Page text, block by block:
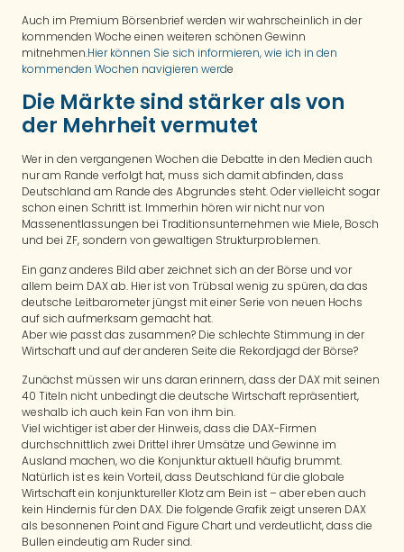
Auch im Premium Börsenbrief werden wir wahrscheinlich in der
kommenden Woche einen weiteren schönen Gewinn
mitnehmen.Hier können Sie sich informieren, wie ich in den
kommenden Wochen navigieren werde
Die Märkte sind stärker als von
der Mehrheit vermutet
Wer in den vergangenen Wochen die Debatte in den Medien auch
nur am Rande verfolgt hat, muss sich damit abfinden, dass
Deutschland am Rande des Abgrundes steht. Oder vielleicht sogar
schon einen Schritt ist. Immerhin hören wir nicht nur von
Massenentlassungen bei Traditionsunternehmen wie Miele, Bosch
und bei ZF, sondern von gewaltigen Strukturproblemen.
Ein ganz anderes Bild aber zeichnet sich an der Börse und vor
allem beim DAX ab. Hier ist von Trübsal wenig zu spüren, da das
deutsche Leitbarometer jüngst mit einer Serie von neuen Hochs
auf sich aufmerksam gemacht hat.
Aber wie passt das zusammen? Die schlechte Stimmung in der
Wirtschaft und auf der anderen Seite die Rekordjagd der Börse?
Zunächst müssen wir uns daran erinnern, dass der DAX mit seinen
40 Titeln nicht unbedingt die deutsche Wirtschaft repräsentiert,
weshalb ich auch kein Fan von ihm bin.
Viel wichtiger ist aber der Hinweis, dass die DAX-Firmen
durchschnittlich zwei Drittel ihrer Umsätze und Gewinne im
Ausland machen, wo die Konjunktur aktuell häufig brummt.
Natürlich ist es kein Vorteil, dass Deutschland für die globale
Wirtschaft ein konjunktureller Klotz am Bein ist – aber eben auch
kein Hindernis für den DAX. Die folgende Grafik zeigt unseren DAX
als besonnenen Point and Figure Chart und verdeutlicht, dass die
Bullen eindeutig am Ruder sind.